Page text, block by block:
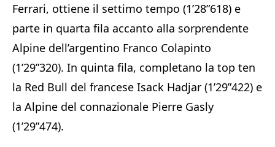
Ferrari, ottiene il settimo tempo (1’28”618) e
parte in quarta fila accanto alla sorprendente
Alpine dell’argentino Franco Colapinto
(1’29”320). In quinta fila, completano la top ten
la Red Bull del francese Isack Hadjar (1’29”422) e
la Alpine del connazionale Pierre Gasly
(1’29”474).